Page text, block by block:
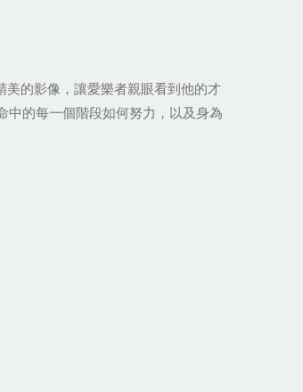
的影像，讓愛樂者親眼看到他的才
中的每一個階段如何努力，以及身為